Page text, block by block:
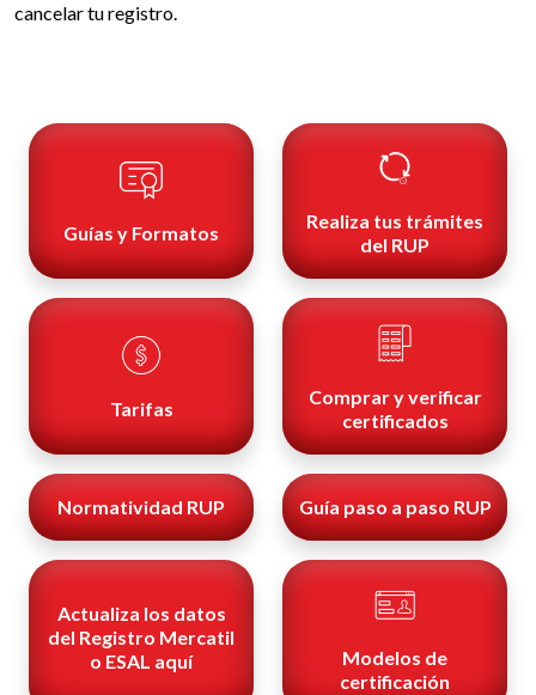
cancelar tu registro.
Guías y Formatos
Realiza tus trámites
del RUP
Tarifas
Comprar y verificar
certificados
Normatividad RUP Guía paso a paso RUP
Actualiza los datos
del Registro Mercatil
o ESAL aquí
Modelos de
certificación